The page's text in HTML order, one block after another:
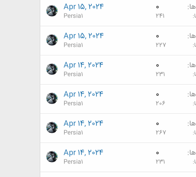
0
241
Apr 15, 2024
Persia1
0
227
Apr 15, 2024
Persia1
0
231
Apr 14, 2024
Persia1
0
206
Apr 14, 2024
Persia1
0
267
Apr 14, 2024
Persia1
0
231
Apr 14, 2024
Persia1